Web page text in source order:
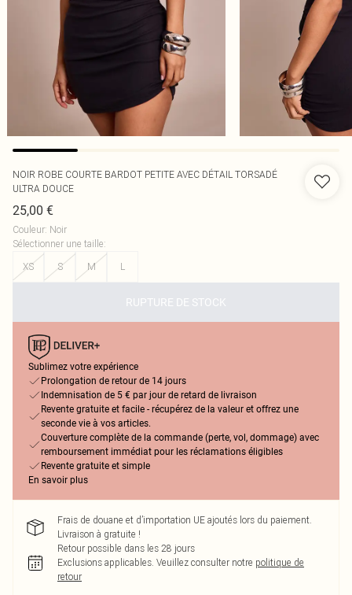
NOIR ROBE COURTE BARDOT PETITE AVEC DÉTAIL TORSADÉ
ULTRA DOUCE
25,00 €
Couleur: Noir
Sélectionner une taille:
XS
S M L
RUPTURE DE STOCK
Sublimez votre expérience
Prolongation de retour de 14 jours
Indemnisation de 5 € par jour de retard de livraison
Revente gratuite et facile - récupérez de la valeur et offrez une
seconde vie à vos articles.
Couverture complète de la commande (perte, vol, dommage) avec
remboursement immédiat pour les réclamations éligibles
Revente gratuite et simple
En savoir plus
Frais de douane et d’importation UE ajoutés lors du paiement.
Livraison à gratuite !
Retour possible dans les 28 jours
Exclusions applicables. Veuillez consulter notre politique de
retour